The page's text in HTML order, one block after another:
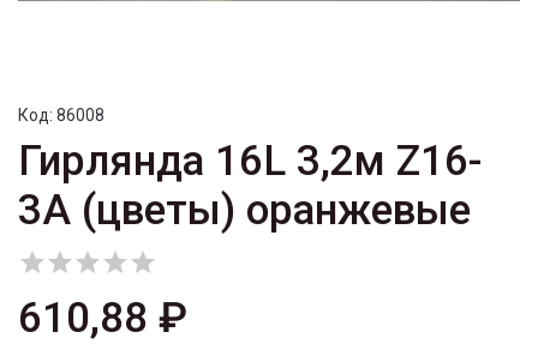
Код: 86008
Гирлянда 16L 3,2м Z16-
3A (цветы) оранжевые

610,88 ₽